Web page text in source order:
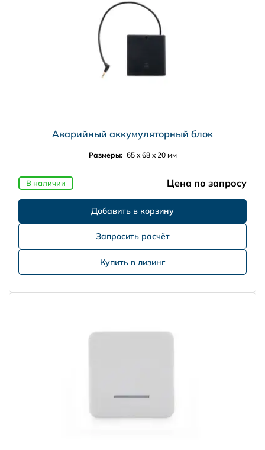
Аварийный аккумуляторный блок
Размеры: 65 x 68 x 20 мм
В наличии Цена по запросу
Запросить расчёт
Купить в лизинг